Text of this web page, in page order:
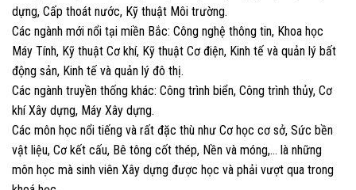
dựng, Cấp thoát nước, Kỹ thuật Môi trường.
Các ngành mới nổi tại miền Bắc: Công nghệ thông tin, Khoa học
Máy Tính, Kỹ thuật Cơ khí, Kỹ thuật Cơ điện, Kinh tế và quản lý bất
động sản, Kinh tế và quản lý đô thị.
Các ngành truyền thống khác: Công trình biển, Công trình thủy, Cơ
khí Xây dựng, Máy Xây dựng.
Các môn học nổi tiếng và rất đặc thù như Cơ học cơ sở, Sức bền
vật liệu, Cơ kết cấu, Bê tông cốt thép, Nền và móng,… là những
môn học mà sinh viên Xây dựng được học và phải vượt qua trong